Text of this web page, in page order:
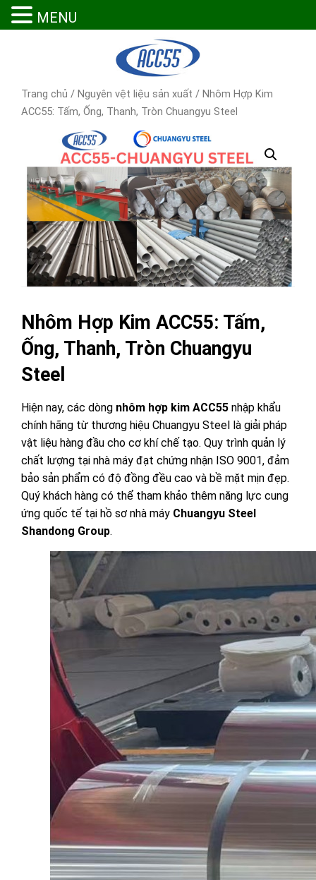
Trang chủ / Nguyên vệt liệu sản xuất / Nhôm Hợp Kim
ACC55: Tấm, Ống, Thanh, Tròn Chuangyu Steel
Nhôm Hợp Kim ACC55: Tấm,
Ống, Thanh, Tròn Chuangyu
Steel
Hiện nay, các dòng nhôm hợp kim ACC55 nhập khẩu
chính hãng từ thương hiệu Chuangyu Steel là giải pháp
vật liệu hàng đầu cho cơ khí chế tạo. Quy trình quản lý
chất lượng tại nhà máy đạt chứng nhận ISO 9001, đảm
bảo sản phẩm có độ đồng đều cao và bề mặt mịn đẹp.
Quý khách hàng có thể tham khảo thêm năng lực cung
ứng quốc tế tại hồ sơ nhà máy Chuangyu Steel
Shandong Group.
MENU